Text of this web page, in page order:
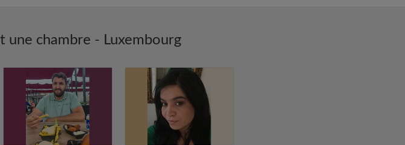
une chambre - Luxembourg